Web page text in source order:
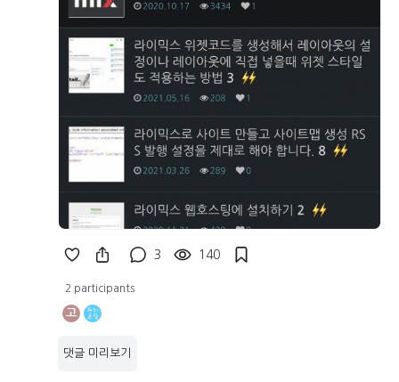
3 140
2 participants
고
댓글 미리보기